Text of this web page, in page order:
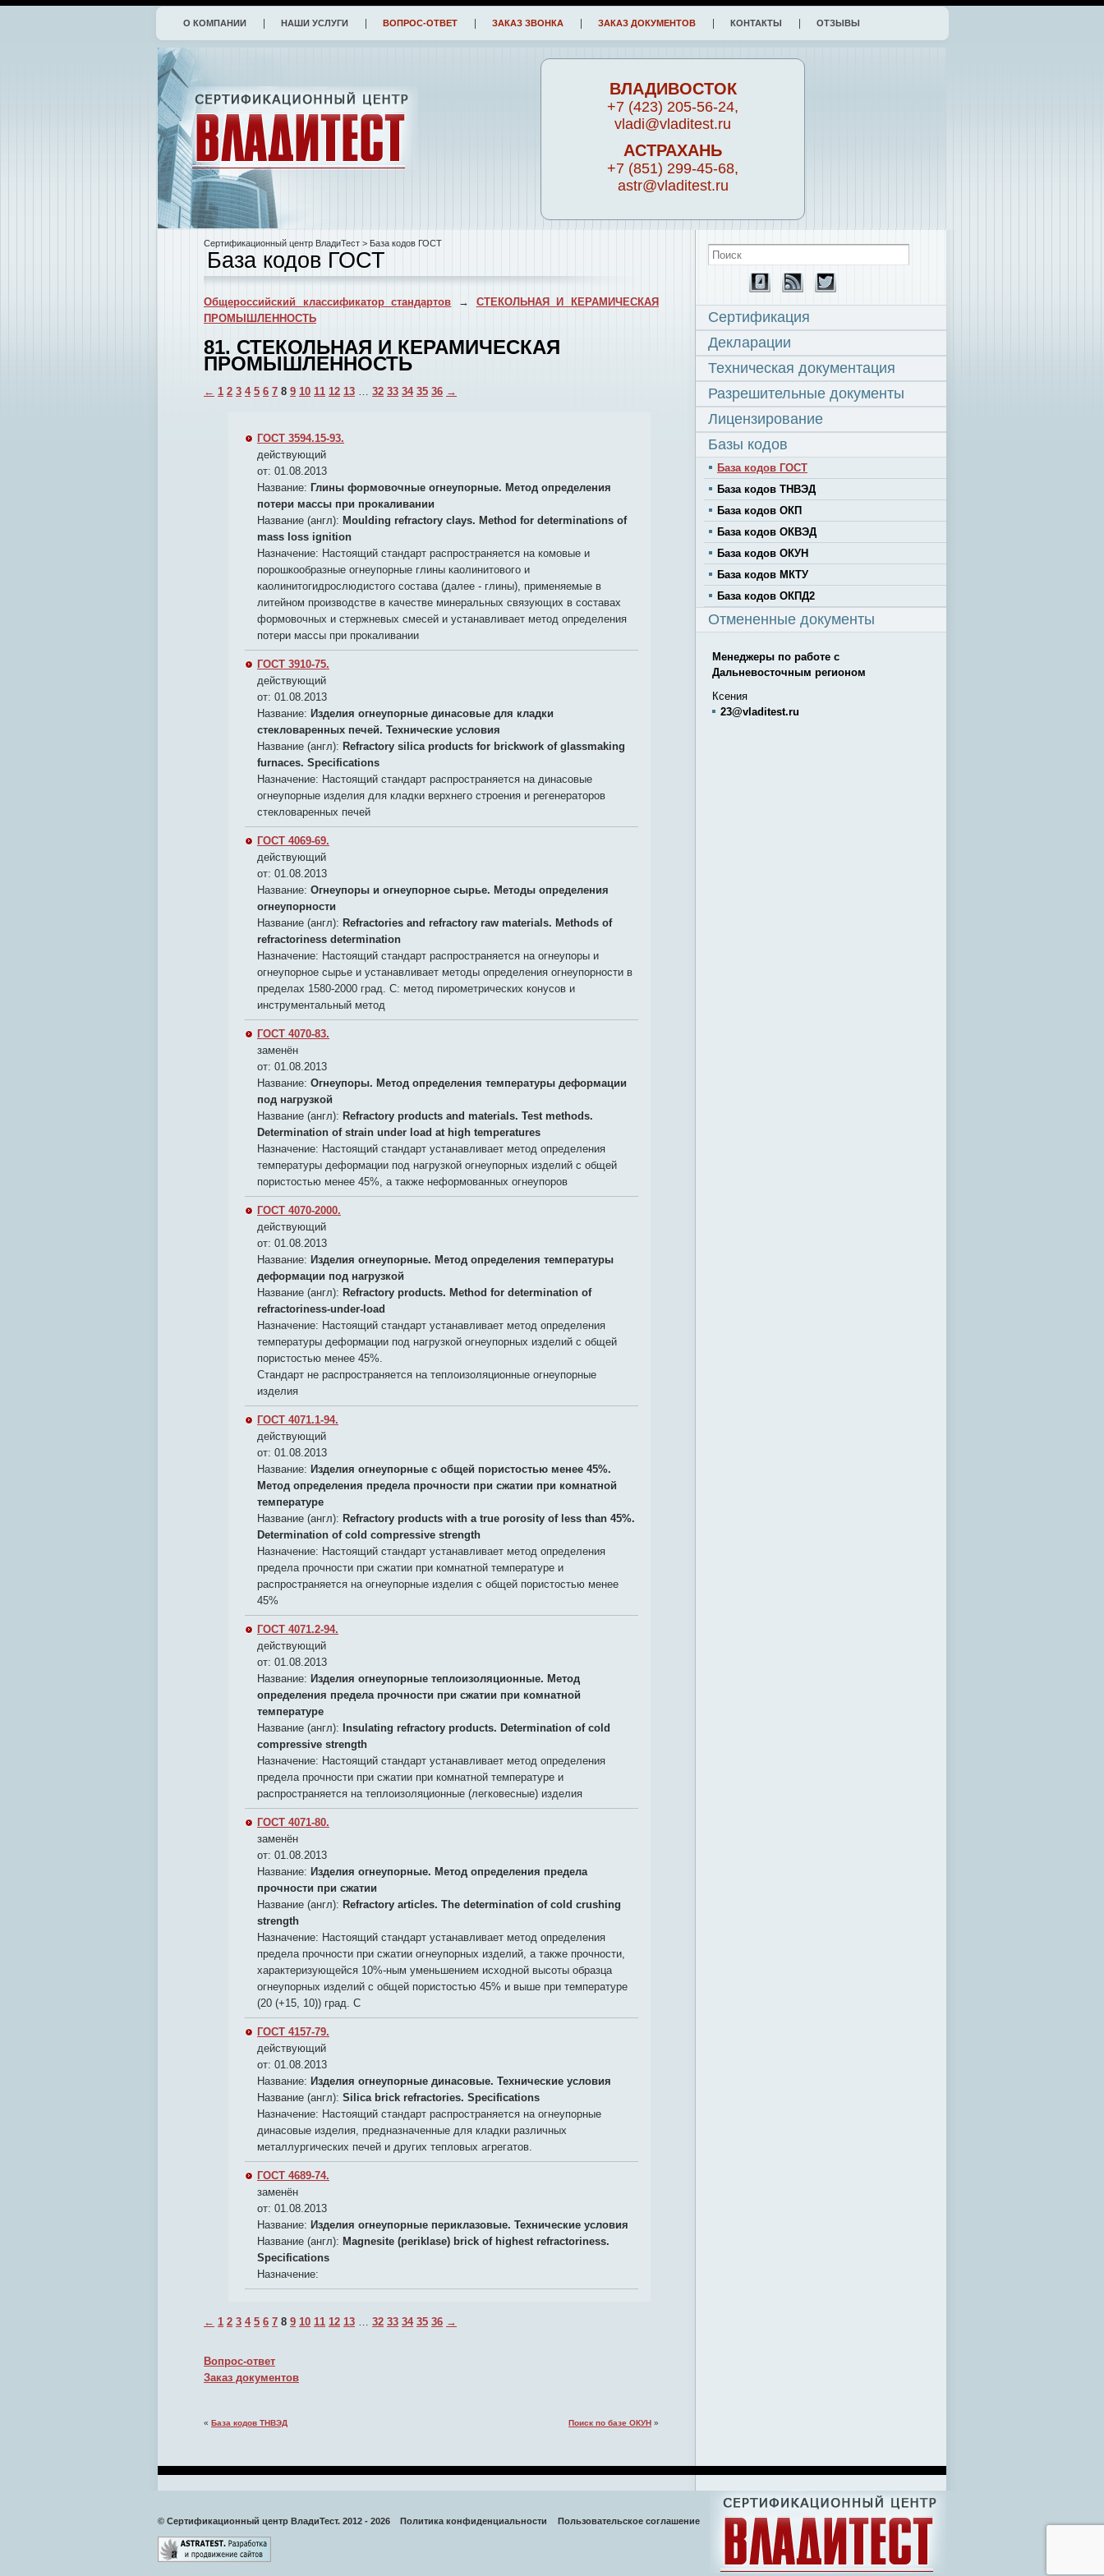
О КОМПАНИИ НАШИ УСЛУГИ ВОПРОС-ОТВЕТ ЗАКАЗ ЗВОНКА ЗАКАЗ ДОКУМЕНТОВ КОНТАКТЫ ОТЗЫВЫ
ВЛАДИВОСТОК
+7 (423) 205-56-24,
vladi@vladitest.ru
АСТРАХАНЬ
+7 (851) 299-45-68,
astr@vladitest.ru
Сертификационный центр ВладиТест > База кодов ГОСТ
База кодов ГОСТ
Общероссийский классификатор стандартов → СТЕКОЛЬНАЯ И КЕРАМИЧЕСКАЯ
ПРОМЫШЛЕННОСТЬ
81. СТЕКОЛЬНАЯ И КЕРАМИЧЕСКАЯ
ПРОМЫШЛЕННОСТЬ
← 1 2 3 4 5 6 7 8 9 10 11 12 13 … 32 33 34 35 36 →
ГОСТ 3594.15-93.
действующий
от: 01.08.2013
Название: Глины формовочные огнеупорные. Метод определения
потери массы при прокаливании
Название (англ): Moulding refractory clays. Method for determinations of
mass loss ignition
Назначение: Настоящий стандарт распространяется на комовые и
порошкообразные огнеупорные глины каолинитового и
каолинитогидрослюдистого состава (далее - глины), применяемые в
литейном производстве в качестве минеральных связующих в составах
формовочных и стержневых смесей и устанавливает метод определения
потери массы при прокаливании
ГОСТ 3910-75.
действующий
от: 01.08.2013
Название: Изделия огнеупорные динасовые для кладки
стекловаренных печей. Технические условия
Название (англ): Refractory silica products for brickwork of glassmaking
furnaces. Specifications
Назначение: Настоящий стандарт распространяется на динасовые
огнеупорные изделия для кладки верхнего строения и регенераторов
стекловаренных печей
ГОСТ 4069-69.
действующий
от: 01.08.2013
Название: Огнеупоры и огнеупорное сырье. Методы определения
огнеупорности
Название (англ): Refractories and refractory raw materials. Methods of
refractoriness determination
Назначение: Настоящий стандарт распространяется на огнеупоры и
огнеупорное сырье и устанавливает методы определения огнеупорности в
пределах 1580-2000 град. С: метод пирометрических конусов и
инструментальный метод
ГОСТ 4070-83.
заменён
от: 01.08.2013
Название: Огнеупоры. Метод определения температуры деформации
под нагрузкой
Название (англ): Refractory products and materials. Test methods.
Determination of strain under load at high temperatures
Назначение: Настоящий стандарт устанавливает метод определения
температуры деформации под нагрузкой огнеупорных изделий с общей
пористостью менее 45%, а также неформованных огнеупоров
ГОСТ 4070-2000.
действующий
от: 01.08.2013
Название: Изделия огнеупорные. Метод определения температуры
деформации под нагрузкой
Название (англ): Refractory products. Method for determination of
refractoriness-under-load
Назначение: Настоящий стандарт устанавливает метод определения
температуры деформации под нагрузкой огнеупорных изделий с общей
пористостью менее 45%.
Стандарт не распространяется на теплоизоляционные огнеупорные
изделия
ГОСТ 4071.1-94.
действующий
от: 01.08.2013
Название: Изделия огнеупорные с общей пористостью менее 45%.
Метод определения предела прочности при сжатии при комнатной
температуре
Название (англ): Refractory products with a true porosity of less than 45%.
Determination of cold compressive strength
Назначение: Настоящий стандарт устанавливает метод определения
предела прочности при сжатии при комнатной температуре и
распространяется на огнеупорные изделия с общей пористостью менее
45%
ГОСТ 4071.2-94.
действующий
от: 01.08.2013
Название: Изделия огнеупорные теплоизоляционные. Метод
определения предела прочности при сжатии при комнатной
температуре
Название (англ):
Insulating refractory products. Determination of cold
compressive strength
Назначение: Настоящий стандарт устанавливает метод определения
предела прочности при сжатии при комнатной температуре и
распространяется на теплоизоляционные (легковесные) изделия
ГОСТ 4071-80.
заменён
от: 01.08.2013
Название: Изделия огнеупорные. Метод определения предела
прочности при сжатии
Название (англ): Refractory articles. The determination of cold crushing
strength
Назначение: Настоящий стандарт устанавливает метод определения
предела прочности при сжатии огнеупорных изделий, а также прочности,
характеризующейся 10%-ным уменьшением исходной высоты образца
огнеупорных изделий с общей пористостью 45% и выше при температуре
(20 (+15, 10)) град. С
ГОСТ 4157-79.
действующий
от: 01.08.2013
Название: Изделия огнеупорные динасовые. Технические условия
Название (англ): Silica brick refractories. Specifications
Назначение: Настоящий стандарт распространяется на огнеупорные
динасовые изделия, предназначенные для кладки различных
металлургических печей и других тепловых агрегатов.
ГОСТ 4689-74.
заменён
от: 01.08.2013
Название: Изделия огнеупорные периклазовые. Технические условия
Название (англ): Magnesite (periklase) brick of highest refractoriness.
Specifications
Назначение:
← 1 2 3 4 5 6 7 8 9 10 11 12 13 … 32 33 34 35 36 →
Вопрос-ответ
Заказ документов
« База кодов ТНВЭД Поиск по базе ОКУН »
Сертификация
Декларации
Техническая документация
Разрешительные документы
Лицензирование
Базы кодов
База кодов ГОСТ
База кодов ТНВЭД
База кодов ОКП
База кодов ОКВЭД
База кодов ОКУН
База кодов МКТУ
База кодов ОКПД2
Отмененные документы
Менеджеры по работе с
Дальневосточным регионом
Ксения
23@vladitest.ru
© Сертификационный центр ВладиТест. 2012 - 2026 Политика конфиденциальности Пользовательское соглашение